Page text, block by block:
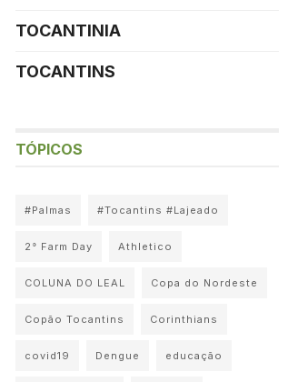
TOCANTINIA
TOCANTINS
TÓPICOS
#Palmas #Tocantins #Lajeado
2° Farm Day Athletico
COLUNA DO LEAL Copa do Nordeste
Copão Tocantins Corinthians
covid19 Dengue educação